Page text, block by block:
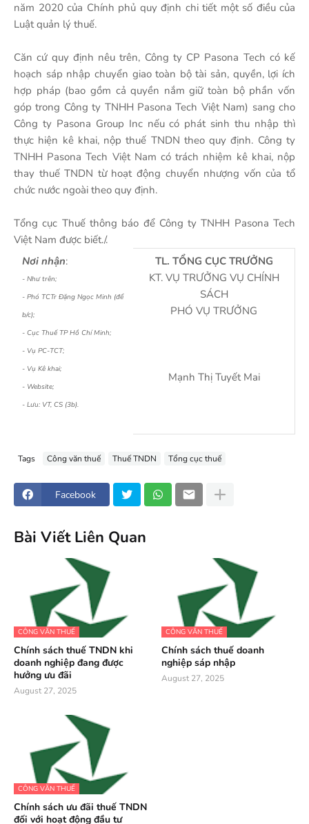
năm 2020 của Chính phủ quy định chi tiết một số điều của
Luật quản lý thuế.
Căn cứ quy định nêu trên, Công ty CP Pasona Tech có kế
hoạch sáp nhập chuyển giao toàn bộ tài sản, quyền, lợi ích
hợp pháp (bao gồm cả quyền nắm giữ toàn bộ phần vốn
góp trong Công ty TNHH Pasona Tech Việt Nam) sang cho
Công ty Pasona Group Inc nếu có phát sinh thu nhập thì
thực hiện kê khai, nộp thuế TNDN theo quy định. Công ty
TNHH Pasona Tech Việt Nam có trách nhiệm kê khai, nộp
thay thuế TNDN từ hoạt động chuyển nhượng vốn của tổ
chức nước ngoài theo quy định.
Tổng cục Thuế thông báo để Công ty TNHH Pasona Tech
Việt Nam được biết./.
Nơi nhận:
- Như trên;
- Phó TCTr Đặng Ngọc Minh (để
b/c);
- Cục Thuế TP Hồ Chí Minh;
- Vụ PC-TCT;
- Vụ Kê khai;
- Website;
- Lưu: VT, CS (3b).
TL. TỔNG CỤC TRƯỞNG
KT. VỤ TRƯỞNG VỤ CHÍNH
SÁCH
PHÓ VỤ TRƯỞNG
Mạnh Thị Tuyết Mai
Tags Công văn thuế Thuế TNDN Tổng cục thuế
Facebook
Bài Viết Liên Quan
CÔNG VĂN THUẾ
Chính sách thuế TNDN khi
doanh nghiệp đang được
hưởng ưu đãi
August 27, 2025
CÔNG VĂN THUẾ
Chính sách thuế doanh
nghiệp sáp nhập
August 27, 2025
CÔNG VĂN THUẾ
Chính sách ưu đãi thuế TNDN
đối với hoạt động đầu tư